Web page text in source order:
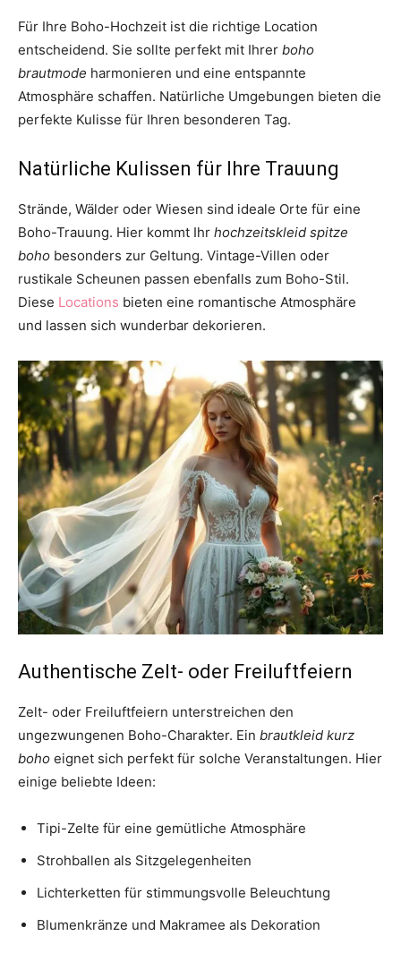
Für Ihre Boho-Hochzeit ist die richtige Location
entscheidend. Sie sollte perfekt mit Ihrer boho
brautmode harmonieren und eine entspannte
Atmosphäre schaffen. Natürliche Umgebungen bieten die
perfekte Kulisse für Ihren besonderen Tag.
Natürliche Kulissen für Ihre Trauung
Strände, Wälder oder Wiesen sind ideale Orte für eine
Boho-Trauung. Hier kommt Ihr hochzeitskleid spitze
boho besonders zur Geltung. Vintage-Villen oder
rustikale Scheunen passen ebenfalls zum Boho-Stil.
Diese Locations bieten eine romantische Atmosphäre
und lassen sich wunderbar dekorieren.
Authentische Zelt- oder Freiluftfeiern
Zelt- oder Freiluftfeiern unterstreichen den
ungezwungenen Boho-Charakter. Ein brautkleid kurz
boho eignet sich perfekt für solche Veranstaltungen. Hier
einige beliebte Ideen:
Tipi-Zelte für eine gemütliche Atmosphäre
Strohballen als Sitzgelegenheiten
Lichterketten für stimmungsvolle Beleuchtung
Blumenkränze und Makramee als Dekoration